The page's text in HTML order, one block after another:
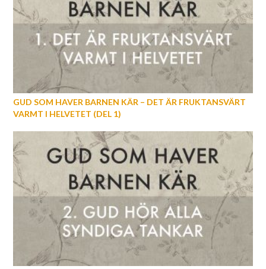
GUD SOM HAVER BARNEN KÄR – DET ÄR FRUKTANSVÄRT
VARMT I HELVETET (DEL 1)